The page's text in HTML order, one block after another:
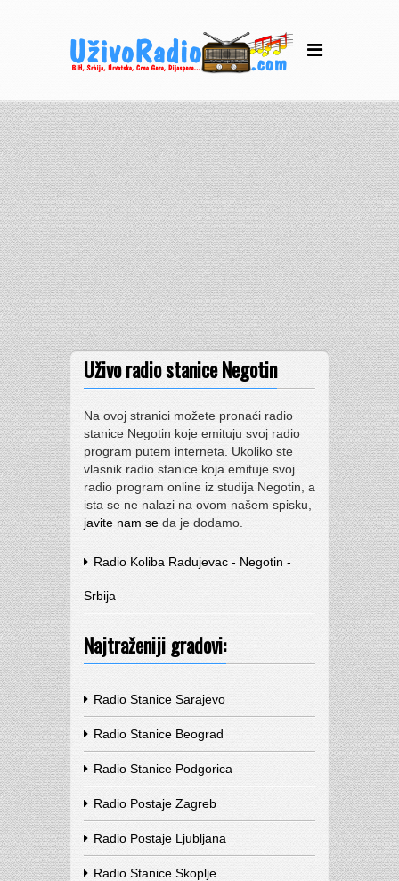
Uživo radio stanice Negotin
Na ovoj stranici možete pronaći radio
stanice Negotin koje emituju svoj radio
program putem interneta. Ukoliko ste
vlasnik radio stanice koja emituje svoj
radio program online iz studija Negotin, a
ista se ne nalazi na ovom našem spisku,
javite nam se da je dodamo.
Radio Koliba Radujevac - Negotin -
Srbija
Najtraženiji gradovi:
Radio Stanice Sarajevo
Radio Stanice Beograd
Radio Stanice Podgorica
Radio Postaje Zagreb
Radio Postaje Ljubljana
Radio Stanice Skoplje